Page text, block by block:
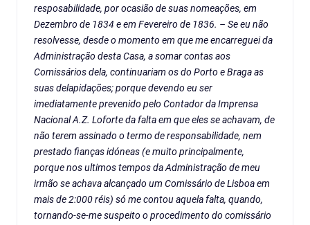
resposabilidade, por ocasião de suas nomeações, em
Dezembro de 1834 e em Fevereiro de 1836. – Se eu não
resolvesse, desde o momento em que me encarreguei da
Administração desta Casa, a somar contas aos
Comissários dela, continuariam os do Porto e Braga as
suas delapidações; porque devendo eu ser
imediatamente prevenido pelo Contador da Imprensa
Nacional A.Z. Loforte da falta em que eles se achavam, de
não terem assinado o termo de responsabilidade, nem
prestado fianças idóneas (e muito principalmente,
porque nos ultimos tempos da Administração de meu
irmão se achava alcançado um Comissário de Lisboa em
mais de 2:000 réis) só me contou aquela falta, quando,
tornando-se-me suspeito o procedimento do comissário